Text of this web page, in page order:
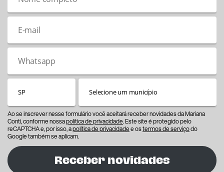
Ao se inscrever nesse formulário você aceitará receber novidades da Mariana
Conti, conforme nossapolítica de privacidade. Este site é protegido pelo
reCAPTCHA e, por isso, apolítica de privacidadee ostermos de serviçodo
Google também se aplicam.
Receber novidades